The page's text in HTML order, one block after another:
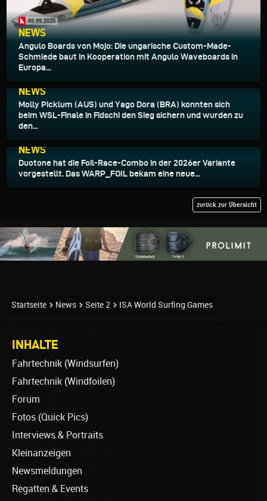
05.09.2025
NEWS
Angulo Boards von Mojo: Die ungarische Custom-Made-
Schmiede baut in Kooperation mit Angulo Waveboards in
Europa...
NEWS
Molly Picklum (AUS) und Yago Dora (BRA) konnten sich
beim WSL-Finale in Fidschi den Sieg sichern und wurden zu
den...
NEWS
Duotone hat die Foil-Race-Combo in der 2026er Variante
vorgestellt. Das WARP_FOIL bekam eine neue...
zurück zur Übersicht
Startseite News Seite 2 ISA World Surfing Games
INHALTE
Fahrtechnik (Windsurfen)
Fahrtechnik (Windfoilen)
Forum
Fotos (Quick Pics)
Interviews & Portraits
Kleinanzeigen
Newsmeldungen
Regatten & Events